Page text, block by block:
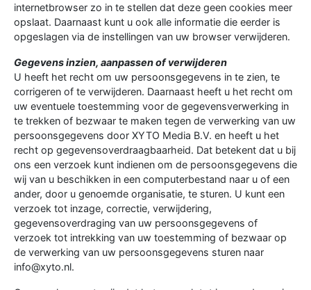
internetbrowser zo in te stellen dat deze geen cookies meer
opslaat. Daarnaast kunt u ook alle informatie die eerder is
opgeslagen via de instellingen van uw browser verwijderen.
Gegevens inzien, aanpassen of verwijderen
U heeft het recht om uw persoonsgegevens in te zien, te
corrigeren of te verwijderen. Daarnaast heeft u het recht om
uw eventuele toestemming voor de gegevensverwerking in
te trekken of bezwaar te maken tegen de verwerking van uw
persoonsgegevens door XYTO Media B.V. en heeft u het
recht op gegevensoverdraagbaarheid. Dat betekent dat u bij
ons een verzoek kunt indienen om de persoonsgegevens die
wij van u beschikken in een computerbestand naar u of een
ander, door u genoemde organisatie, te sturen. U kunt een
verzoek tot inzage, correctie, verwijdering,
gegevensoverdraging van uw persoonsgegevens of
verzoek tot intrekking van uw toestemming of bezwaar op
de verwerking van uw persoonsgegevens sturen naar
info@xyto.nl.